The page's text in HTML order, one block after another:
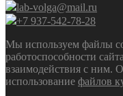
lab-volga@mail.ru
+7 937-542-78-28
Мы используем файлы
работоспособности
взаимодействия с ним.
использование файлов